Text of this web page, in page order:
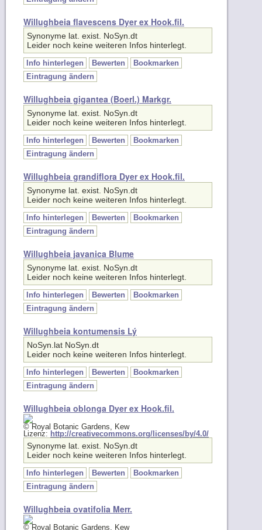
Synonyme lat. exist. NoSyn.dt
Leider noch keine weiteren Infos hinterlegt.
Info hinterlegen Bewerten
Bookmarken
Eintragung ändern
Synonyme lat. exist. NoSyn.dt
Leider noch keine weiteren Infos hinterlegt.
Info hinterlegen Bewerten
Bookmarken
Eintragung ändern
Synonyme lat. exist. NoSyn.dt
Leider noch keine weiteren Infos hinterlegt.
Info hinterlegen Bewerten
Bookmarken
Eintragung ändern
Synonyme lat. exist. NoSyn.dt
Leider noch keine weiteren Infos hinterlegt.
Info hinterlegen Bewerten
Bookmarken
Eintragung ändern
NoSyn.lat NoSyn.dt
Leider noch keine weiteren Infos hinterlegt.
Info hinterlegen Bewerten
Bookmarken
Eintragung ändern
© Royal Botanic Gardens, Kew
Lizenz: http://creativecommons.org/licenses/by/4.0/
Synonyme lat. exist. NoSyn.dt
Leider noch keine weiteren Infos hinterlegt.
Info hinterlegen Bewerten
Bookmarken
Eintragung ändern
© Royal Botanic Gardens, Kew
Lizenz: http://creativecommons.org/licenses/by/4.0/